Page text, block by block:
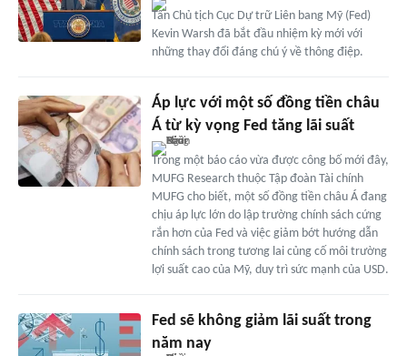
Tân Chủ tịch Cục Dự trữ Liên bang Mỹ (Fed)
Kevin Warsh đã bắt đầu nhiệm kỳ mới với
những thay đổi đáng chú ý về thông điệp.
Áp lực với một số đồng tiền châu
Á từ kỳ vọng Fed tăng lãi suất
Trong một báo cáo vừa được công bố mới đây,
MUFG Research thuộc Tập đoàn Tài chính
MUFG cho biết, một số đồng tiền châu Á đang
chịu áp lực lớn do lập trường chính sách cứng
rắn hơn của Fed và việc giảm bớt hướng dẫn
chính sách trong tương lai củng cố môi trường
lợi suất cao của Mỹ, duy trì sức mạnh của USD.
Fed sẽ không giảm lãi suất trong
năm nay